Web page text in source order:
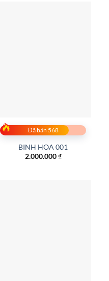
Đã bán 568
BINH HOA 001
2.000.000₫